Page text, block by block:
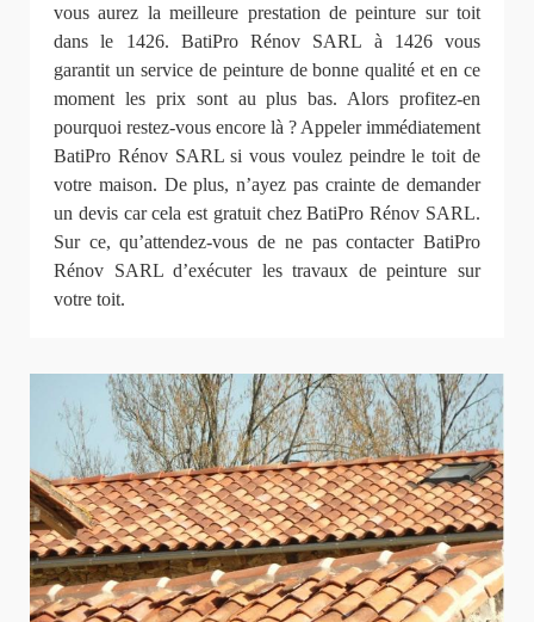
vous aurez la meilleure prestation de peinture sur toit
dans le 1426. BatiPro Rénov SARL à 1426 vous
garantit un service de peinture de bonne qualité et en ce
moment les prix sont au plus bas. Alors profitez-en
pourquoi restez-vous encore là ? Appeler immédiatement
BatiPro Rénov SARL si vous voulez peindre le toit de
votre maison. De plus, n’ayez pas crainte de demander
un devis car cela est gratuit chez BatiPro Rénov SARL.
Sur ce, qu’attendez-vous de ne pas contacter BatiPro
Rénov SARL d’exécuter les travaux de peinture sur
votre toit.